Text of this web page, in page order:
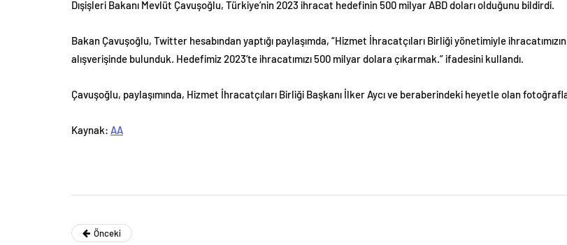
Dışişleri Bakanı Mevlüt Çavuşoğlu, Türkiye’nin 2023 ihracat hedefinin 500 milyar ABD doları olduğunu bildirdi.
Bakan Çavuşoğlu, Twitter hesabından yaptığı paylaşımda, “Hizmet İhracatçıları Birliği yönetimiyle
alışverişinde bulunduk. Hedefimiz 2023’te ihracatımızı 500 milyar dolara çıkarmak.” ifadesini kullandı.
Çavuşoğlu, paylaşımında, Hizmet İhracatçıları Birliği Başkanı İlker Aycı ve beraberindeki heyetle olan
Kaynak: AA
Önceki